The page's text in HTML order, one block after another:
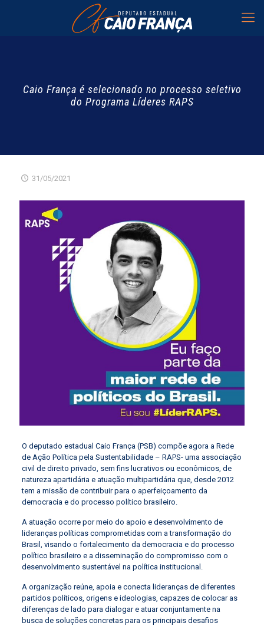
Caio França é selecionado no processo seletivo
do Programa Líderes RAPS
31/05/2021
O deputado estadual Caio França (PSB) compõe agora a Rede
de Ação Política pela Sustentabilidade – RAPS- uma associação
civil de direito privado, sem fins lucrativos ou econômicos, de
natureza apartidária e atuação multipartidária que, desde 2012
tem a missão de contribuir para o aperfeiçoamento da
democracia e do processo político brasileiro.
A atuação ocorre por meio do apoio e desenvolvimento de
lideranças políticas comprometidas com a transformação do
Brasil, visando o fortalecimento da democracia e do processo
político brasileiro e a disseminação do compromisso com o
desenvolvimento sustentável na política institucional.
A organização reúne, apoia e conecta lideranças de diferentes
partidos políticos, origens e ideologias, capazes de colocar as
diferenças de lado para dialogar e atuar conjuntamente na
busca de soluções concretas para os principais desafios